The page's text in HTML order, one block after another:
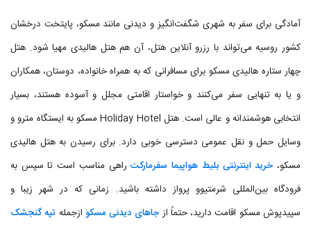
آمادگی برای سفر به شهری شگفت‌انگیز و دیدنی مانند مسکو، پایتخت درخشان
کشور روسیه می‌تواند با رزرو آنلاین هتل، آن هم هتل هالیدی مهیا شود. هتل
چهار ستاره هالیدی مسکو برای مسافرانی که به همراه خانواده، دوستان، همکاران
و یا به تنهایی سفر می‌کنند و خواستار اقامتی مجلل و آسوده هستند، بسیار
انتخابی هوشمندانه و عالی است. هتل Holiday Hotel مسکو به ایستگاه مترو و
وسایل حمل و نقل عمومی دسترسی خوبی دارد. برای رسیدن به هتل هالیدی
مسکو، خرید اینترنتی بلیط هواپیما سفرمارکتراهی مناسب است تا سپس به
فرودگاه بین‌المللی شرمتیوو پرواز داشته باشید. زمانی که در شهر زیبا و
سپیدپوش مسکو اقامت دارید، حتماً از جاهای دیدنی مسکو ازجمله تپه گنجشک‌